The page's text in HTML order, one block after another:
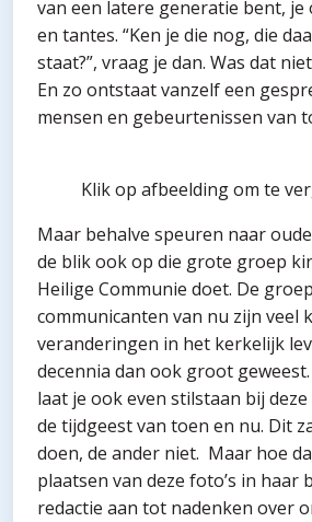
van een latere generatie bent, je
en tantes. “Ken je die nog, die
staat?”, vraag je dan. Was dat
En zo ontstaat vanzelf een
mensen en gebeurtenissen van
Klik op afbeelding om te
Maar behalve speuren naar
de blik ook op die grote groep
Heilige Communie doet. De
communicanten van nu zijn veel
veranderingen in het kerkelijk
decennia dan ook groot
laat je ook even stilstaan bij
de tijdgeest van toen en nu. Dit
doen, de ander niet. Maar hoe
plaatsen van deze foto’s in haar
redactie aan tot nadenken over